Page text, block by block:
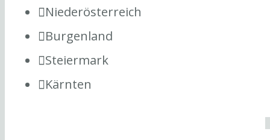
Niederösterreich
Burgenland
Steiermark
Kärnten